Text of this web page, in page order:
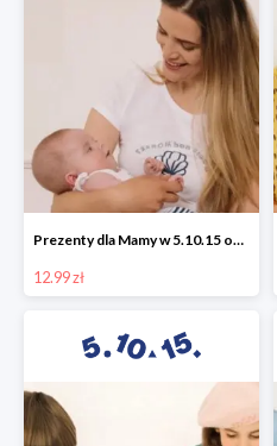
Prezenty dla Mamy w 5.10.15 od 12,99 zł
12.99 zł